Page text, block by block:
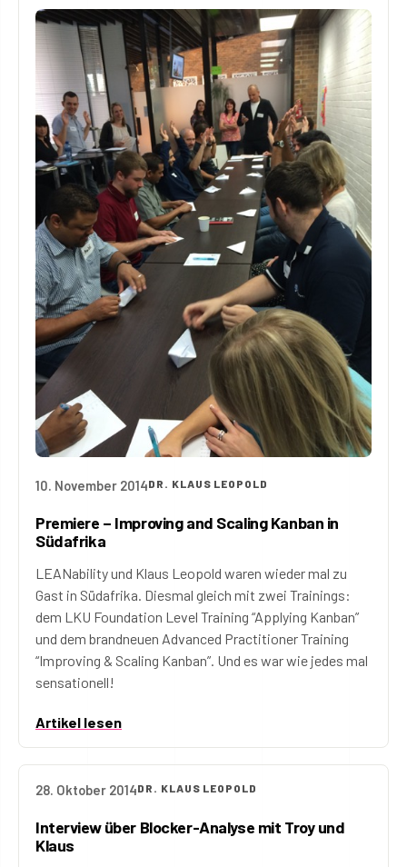
10. November 2014DR. KLAUS LEOPOLD
Premiere – Improving and Scaling Kanban in
Südafrika
LEANability und Klaus Leopold waren wieder mal zu
Gast in Südafrika. Diesmal gleich mit zwei Trainings:
dem LKU Foundation Level Training “Applying Kanban”
und dem brandneuen Advanced Practitioner Training
“Improving & Scaling Kanban”. Und es war wie jedes mal
sensationell!
Artikel lesen
28. Oktober 2014DR. KLAUS LEOPOLD
Interview über Blocker-Analyse mit Troy und
Klaus